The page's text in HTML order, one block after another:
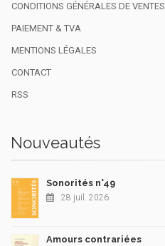
CONDITIONS GÉNÉRALES DE VENTES
PAIEMENT & TVA
MENTIONS LÉGALES
CONTACT
RSS
Nouveautés
Sonorités n°49
28 juil. 2026
Amours contrariées